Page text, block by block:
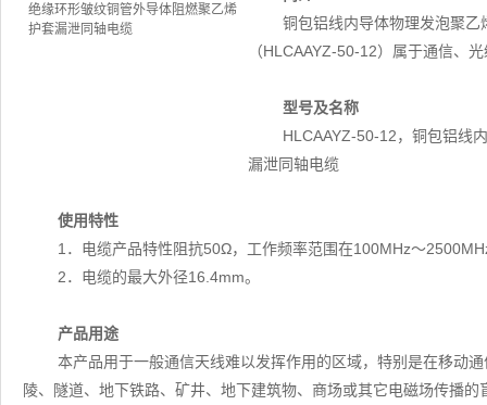
铜包铝线内导体物理发泡聚
（HLCAAYZ-50-12）属于通信、
型号及名称
HLCAAYZ-50-12，铜包铝线
漏泄同轴电缆
使用特性
1．电缆产品特性阻抗50Ω，工作频率范围在100MHz～
2．电缆的最大外径16.4mm。
产品用途
本产品用于一般通信天线难以发挥作用的区域，特别是在移动
陵、隧道、地下铁路、矿井、地下建筑物、商场或其它电磁场传播的